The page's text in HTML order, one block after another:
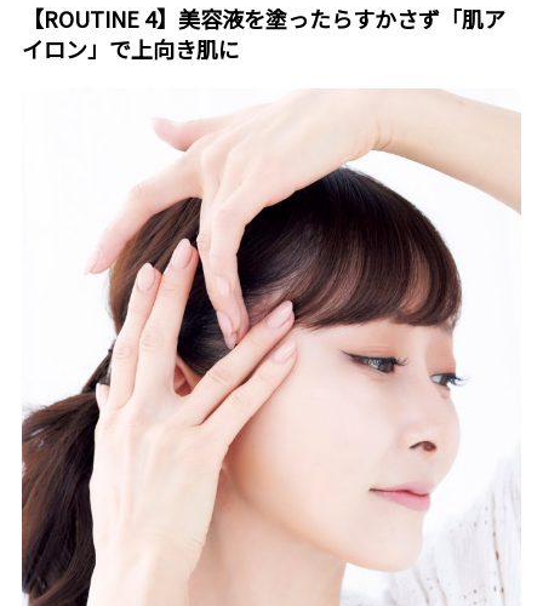
【ROUTINE 4】美容液を塗ったらすかさず「肌ア
イロン」で上向き肌に